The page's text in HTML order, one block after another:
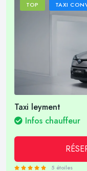
TOP TAXI
Taxi leyment
Infos chauffeur
5 étoiles